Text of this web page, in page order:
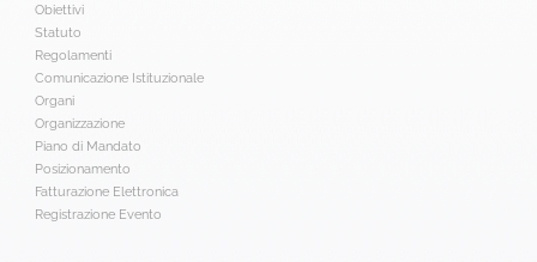
Obiettivi
Statuto
Regolamenti
Comunicazione Istituzionale
Organi
Organizzazione
Piano di Mandato
Posizionamento
Fatturazione Elettronica
Registrazione Evento